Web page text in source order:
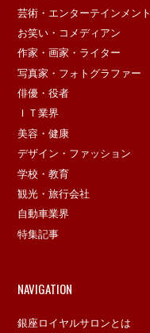
芸術・エンターテインメント
お笑い・コメディアン
作家・画家・ライター
写真家・フォトグラファー
俳優・役者
ＩＴ業界
美容・健康
デザイン・ファッション
学校・教育
観光・旅行会社
自動車業界
特集記事
NAVIGATION
銀座ロイヤルサロンとは